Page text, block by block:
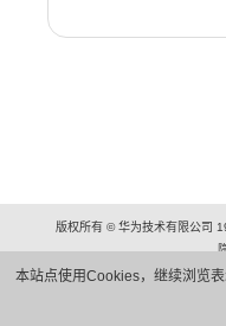
本站点使用Cookies，继续浏览
版权所有 © 华为技术有限公司